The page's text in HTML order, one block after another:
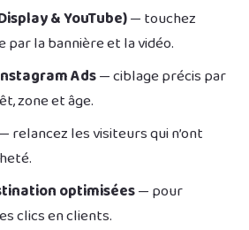
& YouTube)— touchez
par la bannière et la vidéo.
Ads— ciblage précis par
zone et âge.
— relancez les visiteurs qui n’ont
optimisées— pour
clics en clients.